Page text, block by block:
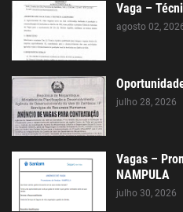
Vaga –
agosto 02,
julho 28, 2026
Vagas –
NAMPULA
julho 30, 2026